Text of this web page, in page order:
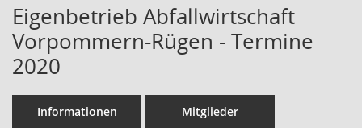
Eigenbetrieb Abfallwirtschaft
Vorpommern-Rügen - Termine
2020
Informationen Mitglieder